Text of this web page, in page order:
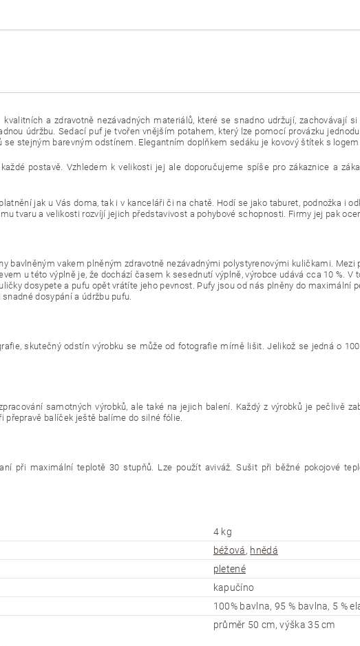
a zdravotně nezávadných materiálů, které se snadno udržují, zachovávají
údržbu. Sedací puf je tvořen vnějším potahem, který lze pomocí provázku
se stejným barevným odstínem. Elegantním doplňkem sedáku je kovový štítek s
postavě. Vzhledem k velikosti jej ale doporučujeme spíše pro zákaznice a
jak u Vás doma, tak i v kanceláři či na chatě. Hodí se jako taburet, podnožka i
tvaru a velikosti rozvíjí jejich představivost a pohybové schopnosti. Firmy jej pak
bavlněným vakem plněným zdravotně nezávadnými polystyrenovými kuličkami.
u této výplně je, že dochází časem k sesednutí výplně, výrobce udává cca 10 %.
dosypete a pufu opět vrátíte jeho pevnost. Pufy jsou od nás plněny do maximální
dosypání a údržbu pufu.
skutečný odstín výrobku se může od fotografie mírně lišit. Jelikož se jedná o
samotných výrobků, ale také na jejich balení. Každý z výrobků je pečlivě
přepravě balíček ještě balíme do silné fólie.
při maximální teplotě 30 stupňů. Lze použít aviváž. Sušit při běžné pokojové
4 kg
béžová, hnědá
pletené
kapučíno
100% bavlna, 95 % bavlna, 5 %
průměr 50 cm, výška 35 cm